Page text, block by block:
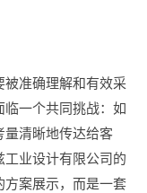
准确理解和有效采
一个共同挑战：如
量清晰地传达给客
业设计有限公司的
案展示，而是一套